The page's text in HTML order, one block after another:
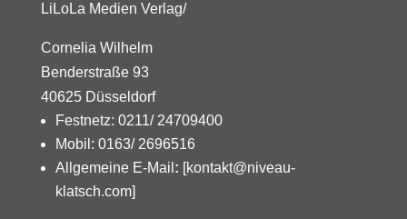
LiLoLa Medien Verlag/
Cornelia Wilhelm
Benderstraße 93
40625 Düsseldorf
Festnetz: 0211/ 24709400
Mobil: 0163/ 2696516
Allgemeine E-Mail : [kontakt@niveau-
klatsch.com]